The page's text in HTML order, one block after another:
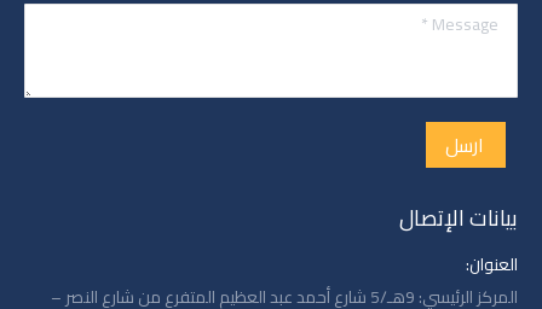
Message *
ارسل
بيانات الإتصال
العنوان:
المركز الرئيسي: 9هـ/5 شارع أحمد عبد العظيم المتفرع من شارع النصر –